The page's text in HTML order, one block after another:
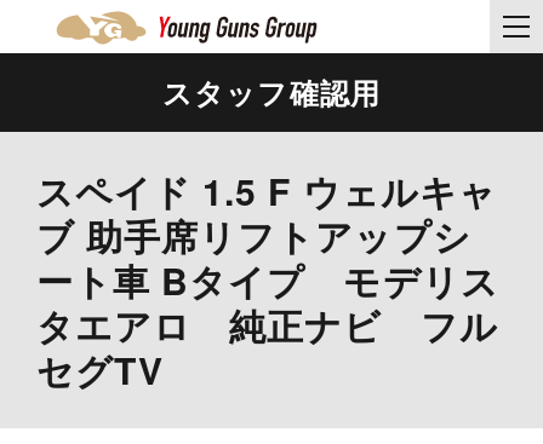
スタッフ確認用
スペイド 1.5 F ウェルキャ
ブ 助手席リフトアップシ
ート車 Bタイプ モデリス
タエアロ 純正ナビ フル
セグTV